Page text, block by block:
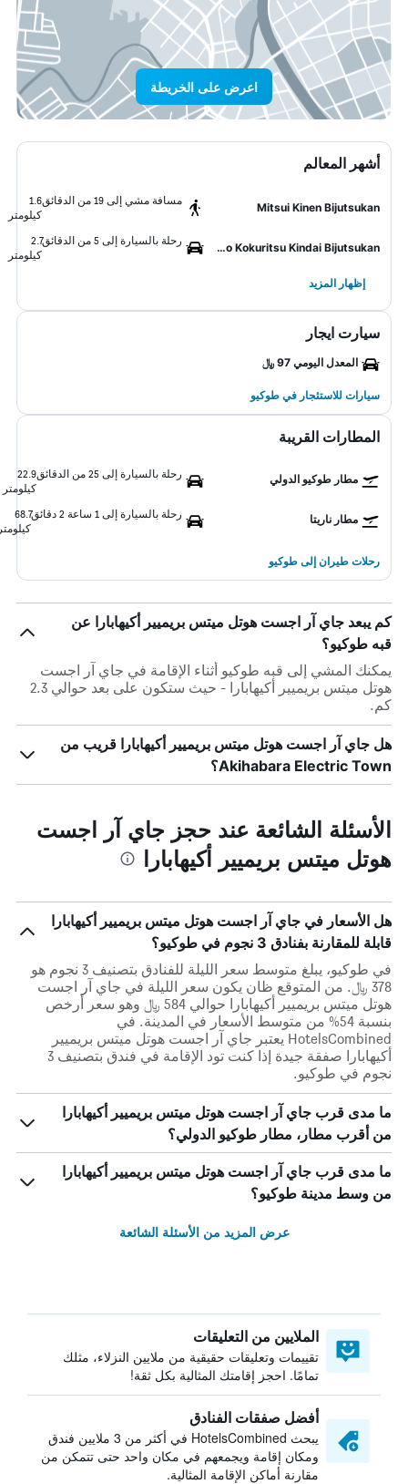
اعرض على الخريطة
أشهر المعالم
Mitsui Kinen Bijutsukan
مسافة مشي إلى 19 من الدقائق
1.6
كيلومتر
Tokyo Kokuritsu Kindai Bijutsukan
رحلة بالسيارة إلى 5 من الدقائق
2.7
كيلومتر
إظهار المزيد
سيارت ايجار
المعدل اليومي 97 ﷼
سيارات للاستئجار في طوكيو
المطارات القريبة
مطار طوكيو الدولي رحلة بالسيارة إلى 25 من الدقائق
22.9
كيلومتر
مطار ناريتا رحلة بالسيارة إلى 1 ساعة 2 دقائق
68.7
رحلات طيران إلى طوكيو
كم يبعد جاي آر اجست هوتل ميتس بريميير أكيهابارا عن
قبه طوكيو؟
يمكنك المشي إلى قبه طوكيو أثناء الإقامة في جاي آر اجست
هوتل ميتس بريميير أكيهابارا - حيث ستكون على بعد حوالي 2.3
كم.
هل جاي آر اجست هوتل ميتس بريميير أكيهابارا قريب من
Akihabara Electric Town؟
الأسئلة الشائعة عند حجز جاي آر اجست
هوتل ميتس بريميير أكيهابارا
هل الأسعار في جاي آر اجست هوتل ميتس بريميير أكيهابارا
قابلة للمقارنة بفنادق 3 نجوم في طوكيو؟
في طوكيو، يبلغ متوسط ​​سعر الليلة للفنادق بتصنيف 3 نجوم هو
378 ﷼. من المتوقع ظان يكون سعر الليلة في جاي آر اجست
هوتل ميتس بريميير أكيهابارا حوالي 584 ﷼ وهو سعر أرخص
بنسبة 54% من متوسط الأسعار في المدينة. في
HotelsCombined يعتبر جاي آر اجست هوتل ميتس بريميير
أكيهابارا صفقة جيدة إذا كنت تود الإقامة في فندق بتصنيف 3
نجوم في طوكيو.
ما مدى قرب جاي آر اجست هوتل ميتس بريميير أكيهابارا
من أقرب مطار، مطار طوكيو الدولي؟
ما مدى قرب جاي آر اجست هوتل ميتس بريميير أكيهابارا
من وسط مدينة طوكيو؟
عرض المزيد من الأسئلة الشائعة
الملايين من التعليقات
تقييمات وتعليقات حقيقية من ملايين النزلاء، مثلك
تمامًا. احجز إقامتك المثالية بكل ثقة!
أفضل صفقات الفنادق
يبحث HotelsCombined في أكثر من 3 ملايين فندق
ومكان إقامة ويجمعهم في مكان واحد حتى تتمكن من
مقارنة أماكن الإقامة المثالية.